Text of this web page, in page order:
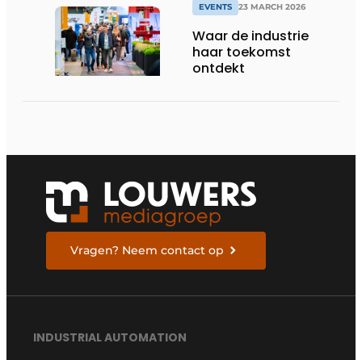
EVENTS 23 MARCH 2026
Waar de industrie
haar toekomst
ontdekt
Vragen? Neem contact op
INDUSTRIAL AUTOMATION